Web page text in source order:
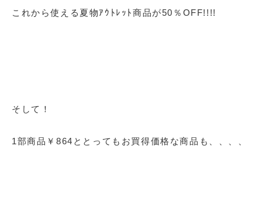
これから使える夏物ｱｳﾄﾚｯﾄ商品が50％OFF!!!!
そして！
1部商品￥864ととってもお買得価格な商品も、、、、